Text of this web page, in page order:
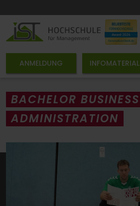
ANMELDUNG INFOMATERIAL
BACHELOR BUSINESS
ADMINISTRATION